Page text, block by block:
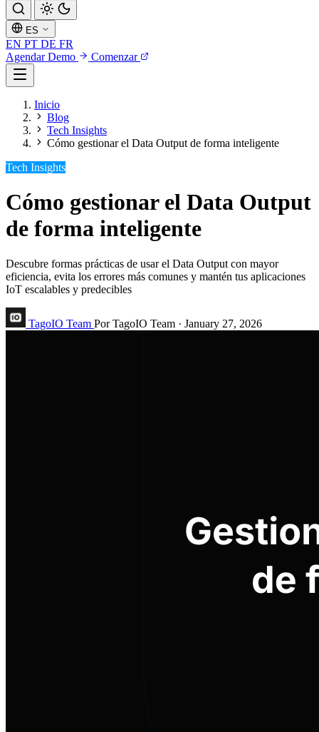
ES
EN PT DE FR
Agendar Demo
Comenzar
Inicio
Blog
Tech Insights
Cómo gestionar el Data Output de forma inteligente
Tech Insights
Cómo gestionar el Data Output
de forma inteligente
Descubre formas prácticas de usar el Data Output con mayor
eficiencia, evita los errores más comunes y mantén tus aplicaciones
IoT escalables y predecibles
TagoIO Team Por TagoIO Team · January 27, 2026